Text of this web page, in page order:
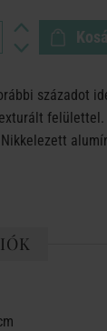
századot
felülettel.